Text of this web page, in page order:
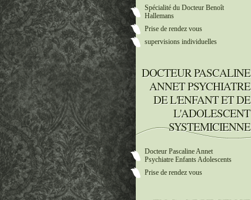
Spécialité du Docteur Benoît
Hallemans
Prise de rendez vous
supervisions individuelles
DOCTEUR PASCALINE
ANNET PSYCHIATRE
DE L'ENFANT ET DE
L'ADOLESCENT
SYSTEMICIENNE
Docteur Pascaline Annet
Psychiatre Enfants Adolescents
Prise de rendez vous